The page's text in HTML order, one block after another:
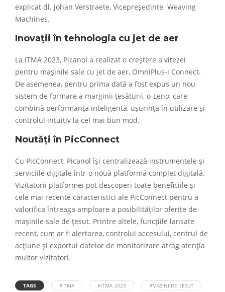
explicat dl. Johan Verstraete, Vicepreședinte Weaving
Machines.
Inovații în tehnologia cu jet de aer
La ITMA 2023, Picanol a realizat o creștere a vitezei
pentru mașinile sale cu jet de aer, OmniPlus-i Connect.
De asemenea, pentru prima dată a fost expus un nou
sistem de formare a marginii țesăturii, o-Leno, care
combină performanța inteligentă, ușurința în utilizare și
controlul intuitiv la cel mai bun mod.
Noutăți în PicConnect
Cu PicConnect, Picanol își centralizează instrumentele și
serviciile digitale într-o nouă platformă complet digitală.
Vizitatorii platformei pot descoperi toate beneficiile și
cele mai recente caracteristici ale PicConnect pentru a
valorifica întreaga amploare a posibilităților oferite de
mașinile sale de țesut. Printre altele, funcțiile lansate
recent, cum ar fi alertarea, controlul accesului, centrul de
acțiune și exportul datelor de monitorizare atrag atenția
multor vizitatori.
TAGS #ITMA #ITMA 2023
#MAȘINI DE ȚESUT